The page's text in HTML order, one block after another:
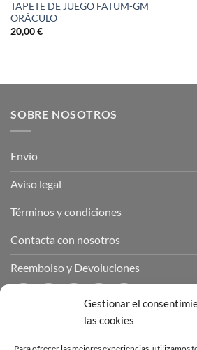
Gestionar el
las cookies
TAPETE DE JUEGO FATUM-GM
ORÁCULO
20,00€
SOBRE NOSOTROS
Envío
Aviso legal
Términos y condiciones
Contacta con nosotros
Reembolso y Devoluciones